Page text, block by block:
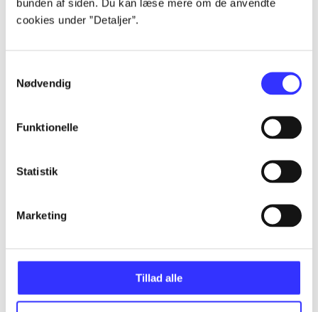
bunden af siden. Du kan læse mere om de anvendte
cookies under ”Detaljer”.
Nødvendig
Funktionelle
Statistik
Marketing
Tillad alle
Artikler
...
...
...
...
...